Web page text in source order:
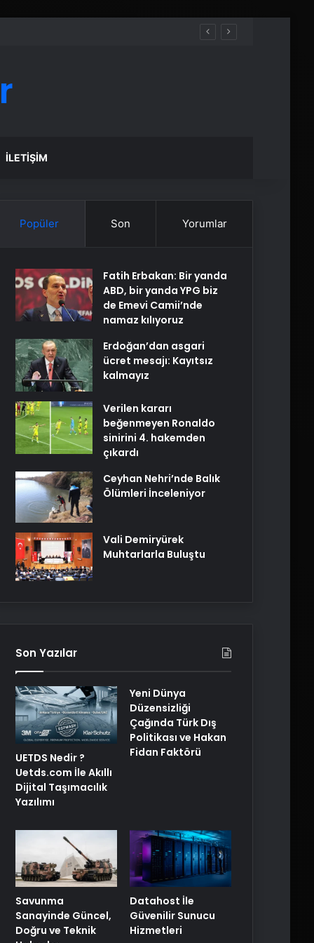
İLETIŞIM
Popüler Son Yorumlar
Fatih Erbakan: Bir yanda
ABD, bir yanda YPG biz
de Emevi Camii’nde
namaz kılıyoruz
Erdoğan’dan asgari
ücret mesajı: Kayıtsız
kalmayız
Verilen kararı
beğenmeyen Ronaldo
sinirini 4. hakemden
çıkardı
Ceyhan Nehri’nde Balık
Ölümleri İnceleniyor
Vali Demiryürek
Muhtarlarla Buluştu
Son Yazılar
UETDS Nedir ?
Uetds.com İle Akıllı
Dijital Taşımacılık
Yazılımı
Yeni Dünya
Düzensizliği
Çağında Türk Dış
Politikası ve Hakan
Fidan Faktörü
Savunma
Sanayinde Güncel,
Doğru ve Teknik
Datahost İle
Güvenilir Sunucu
Hizmetleri